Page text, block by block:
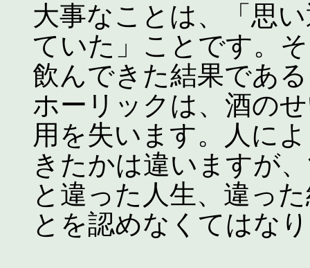
大事なことは、「思
ていた」ことです。
飲んできた結果であ
ホーリックは、酒の
用を失います。人に
きたかは違いますが
と違った人生、違っ
とを認めなくてはな